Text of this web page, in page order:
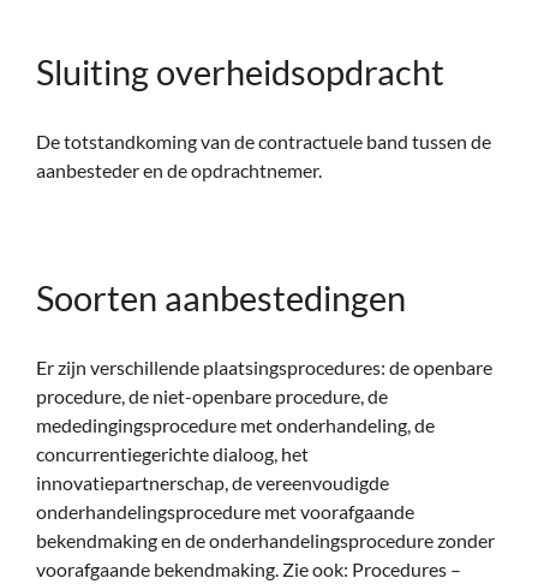
Sluiting overheidsopdracht
De totstandkoming van de contractuele band tussen de
aanbesteder en de opdrachtnemer.
Soorten aanbestedingen
Er zijn verschillende plaatsingsprocedures: de openbare
procedure, de niet-openbare procedure, de
mededingingsprocedure met onderhandeling, de
concurrentiegerichte dialoog, het
innovatiepartnerschap, de vereenvoudigde
onderhandelingsprocedure met voorafgaande
bekendmaking en de onderhandelingsprocedure zonder
voorafgaande bekendmaking. Zie ook: Procedures –